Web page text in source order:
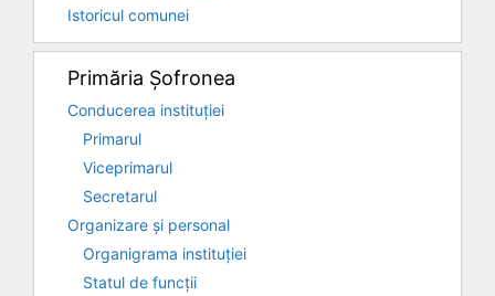
Istoricul comunei
Primăria Șofronea
Conducerea instituției
Primarul
Viceprimarul
Secretarul
Organizare și personal
Organigrama instituției
Statul de funcții